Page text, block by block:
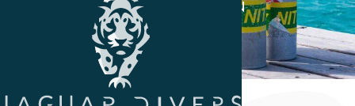
NO DESCOMPRESIÓN